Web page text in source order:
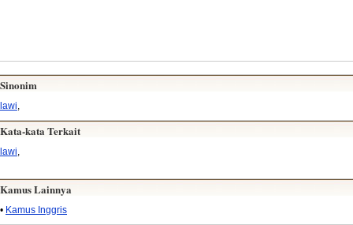
Sinonim
lawi
Kata-kata Terkait
lawi,
Kamus Lainnya
• Kamus Inggris